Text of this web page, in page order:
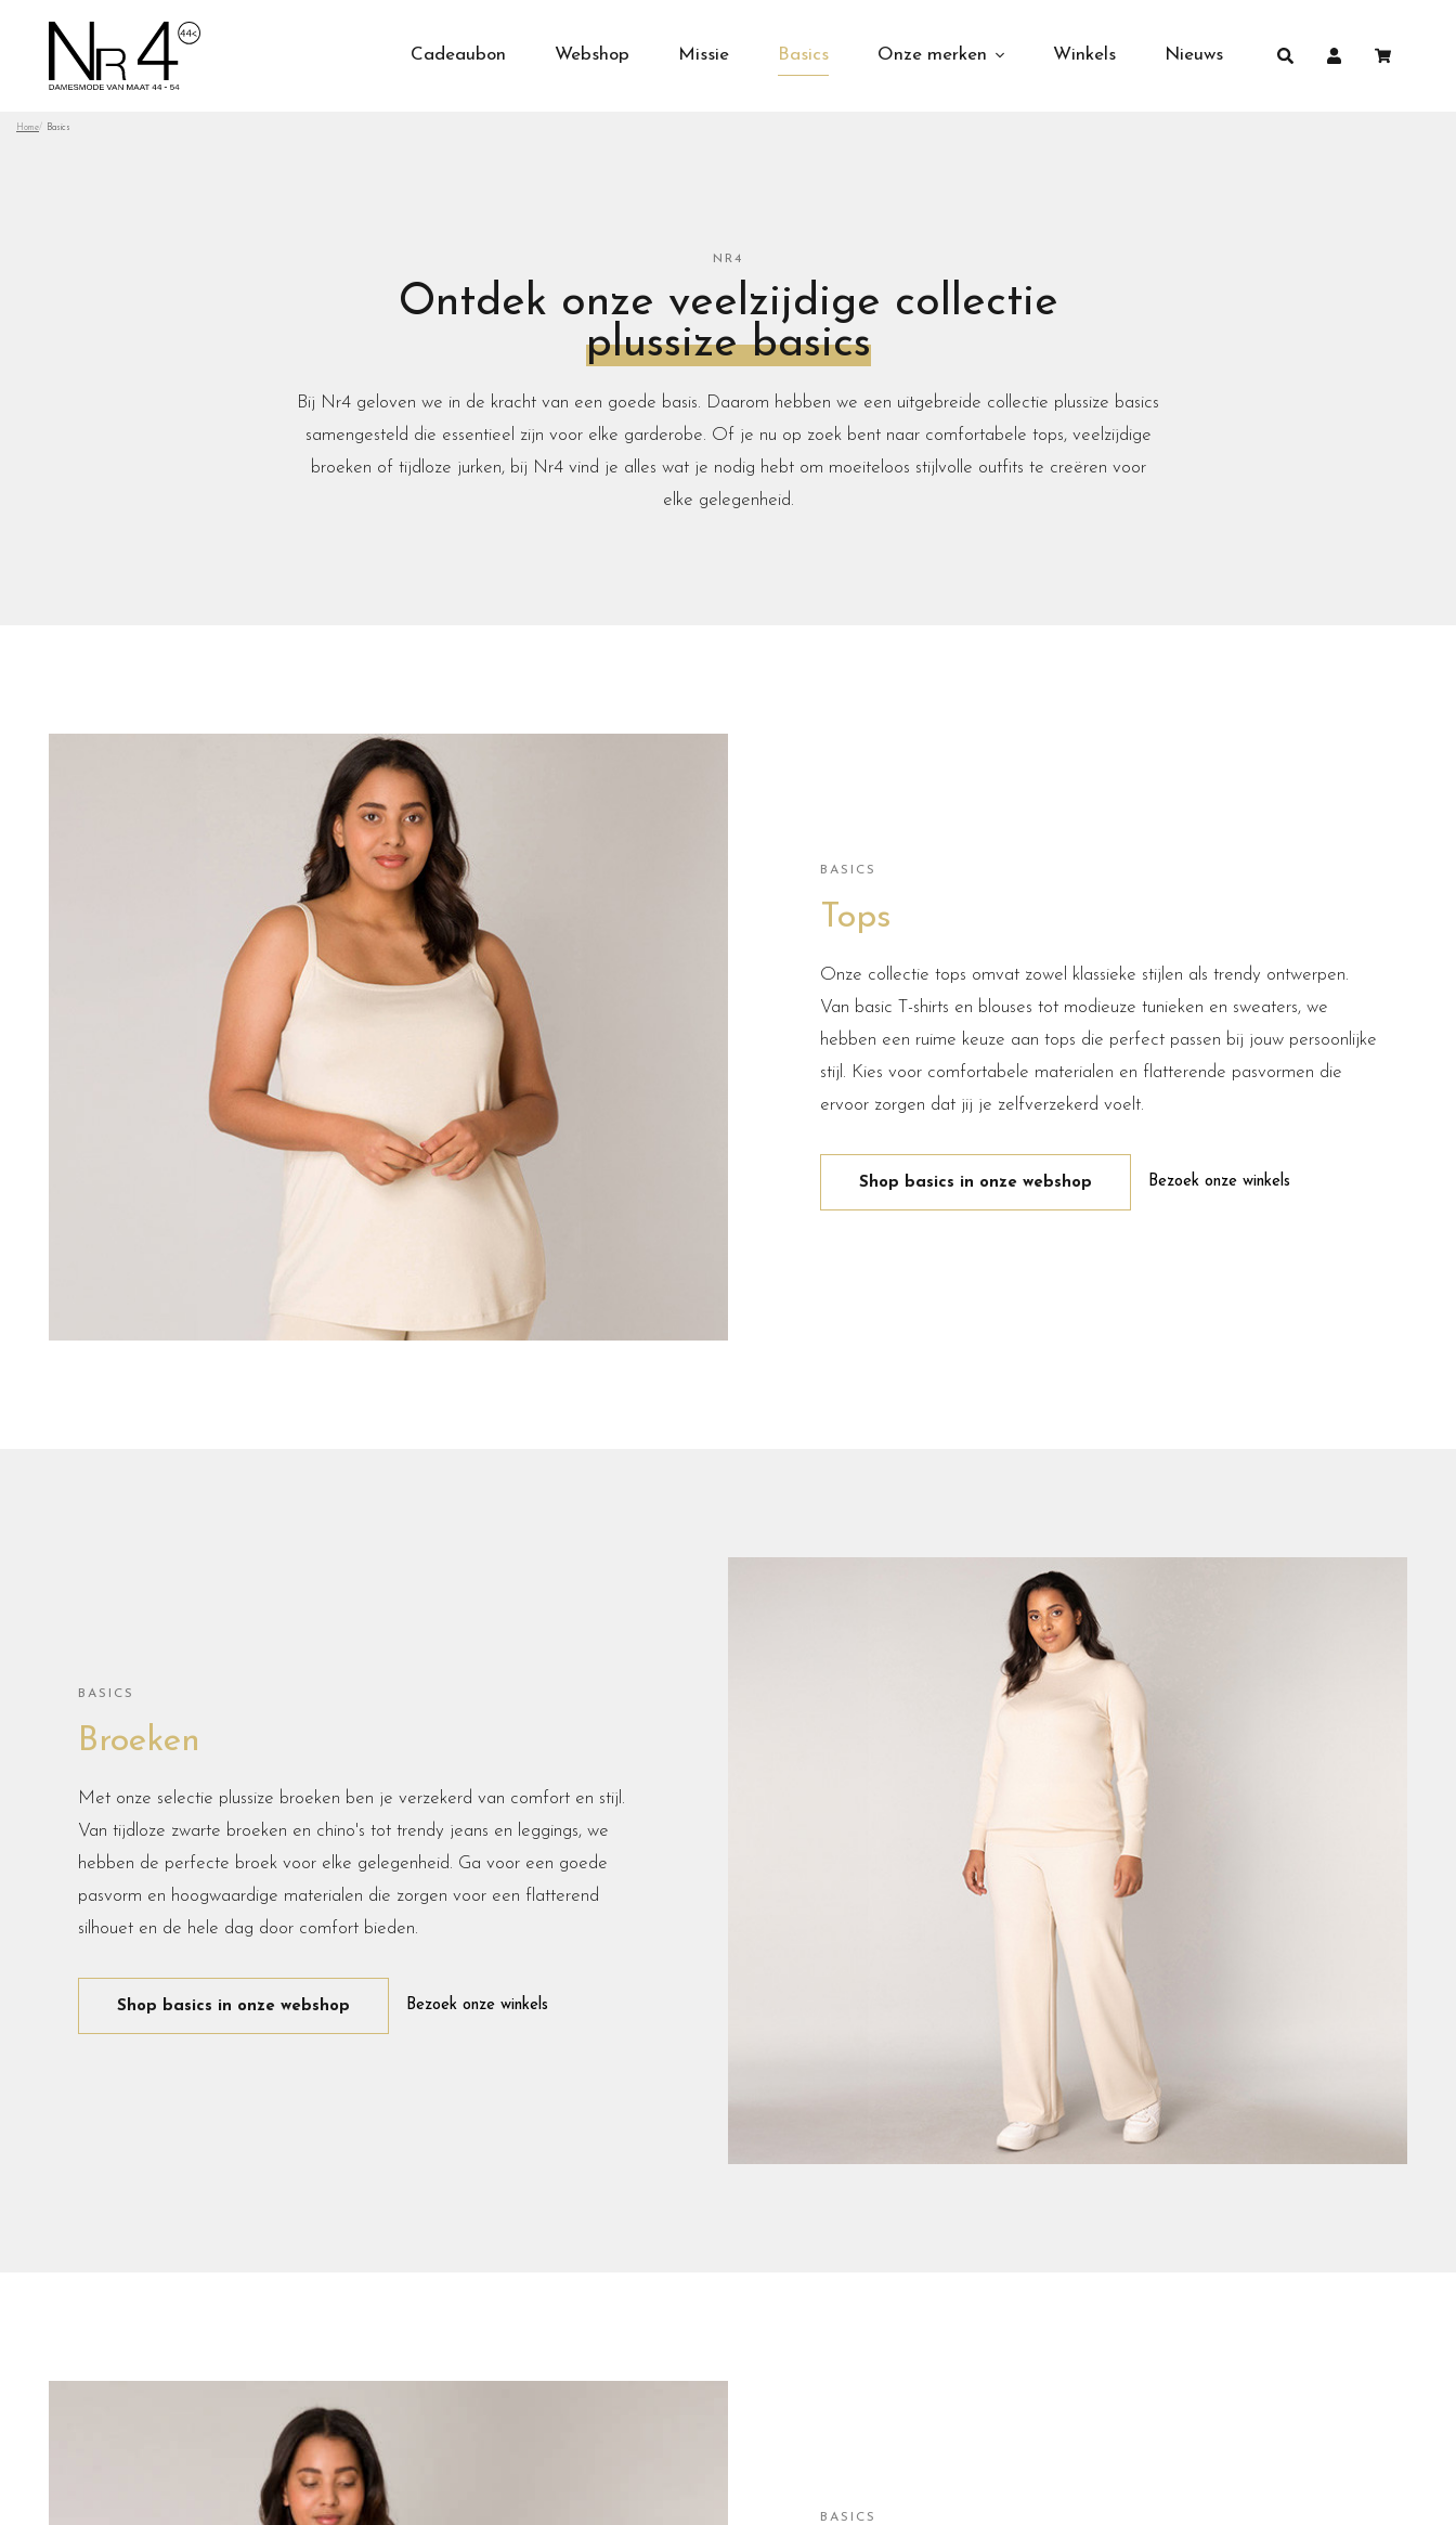
Cadeaubon Webshop Missie Basics Onze merken Winkels Nieuws
Home Basics
NR4
Ontdek onze veelzijdige collectie
plussize basics
Bij Nr4 geloven we in de kracht van een goede basis. Daarom hebben we een uitgebreide collectie plussize basics
samengesteld die essentieel zijn voor elke garderobe. Of je nu op zoek bent naar comfortabele tops, veelzijdige
broeken of tijdloze jurken, bij Nr4 vind je alles wat je nodig hebt om moeiteloos stijlvolle outfits te creëren voor
elke gelegenheid.
BASICS
Tops
Onze collectie tops omvat zowel klassieke stijlen als trendy ontwerpen.
Van basic T-shirts en blouses tot modieuze tunieken en sweaters, we
hebben een ruime keuze aan tops die perfect passen bij jouw persoonlijke
stijl. Kies voor comfortabele materialen en flatterende pasvormen die
ervoor zorgen dat jij je zelfverzekerd voelt.
Shop basics in onze webshop Bezoek onze winkels
BASICS
Broeken
Met onze selectie plussize broeken ben je verzekerd van comfort en stijl.
Van tijdloze zwarte broeken en chino's tot trendy jeans en leggings, we
hebben de perfecte broek voor elke gelegenheid. Ga voor een goede
pasvorm en hoogwaardige materialen die zorgen voor een flatterend
silhouet en de hele dag door comfort bieden.
Shop basics in onze webshop Bezoek onze winkels
BASICS